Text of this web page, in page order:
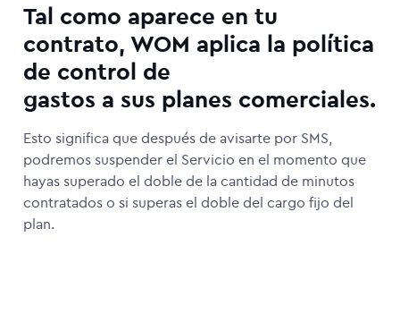
Tal como aparece en tu
contrato, WOM aplica la política
de control de
gastos a sus planes comerciales.
Esto significa que después de avisarte por SMS,
podremos suspender el Servicio en el momento que
hayas superado el doble de la cantidad de minutos
contratados o si superas el doble del cargo fijo del
plan.